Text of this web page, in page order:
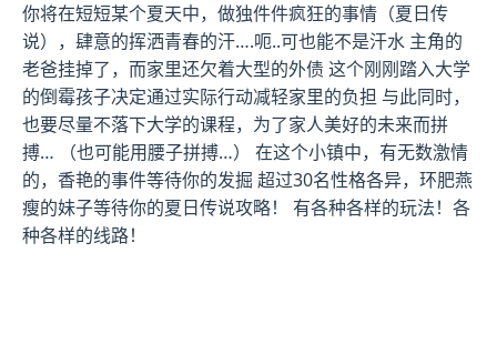
你将在短短某个夏天中，做独件件疯狂的事情（夏日传
说），肆意的挥洒青春的汗….呃..可也能不是汗水 主角的
老爸挂掉了，而家里还欠着大型的外债 这个刚刚踏入大学
的倒霉孩子决定通过实际行动减轻家里的负担 与此同时，
也要尽量不落下大学的课程，为了家人美好的未来而拼
搏… （也可能用腰子拼搏…） 在这个小镇中，有无数激情
的，香艳的事件等待你的发掘 超过30名性格各异，环肥燕
瘦的妹子等待你的夏日传说攻略！ 有各种各样的玩法！各
种各样的线路！